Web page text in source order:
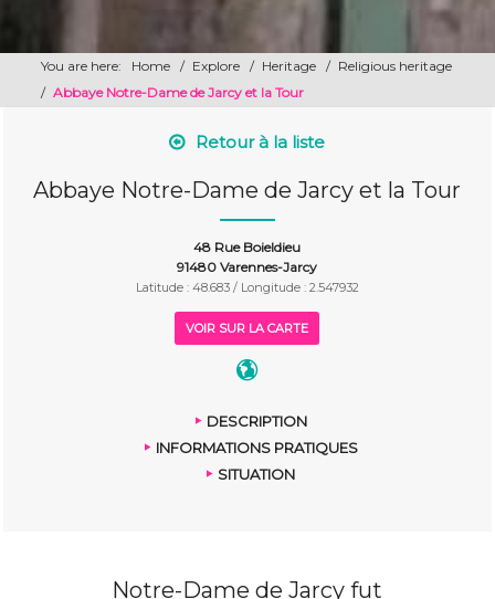
You are here: Home / Explore / Heritage / Religious heritage
/ Abbaye Notre-Dame de Jarcy et la Tour
Retour à la liste
Abbaye Notre-Dame de Jarcy et la Tour
48 Rue Boieldieu
91480 Varennes-Jarcy
Latitude : 48.683 / Longitude : 2.547932
VOIR SUR LA CARTE
DESCRIPTION
INFORMATIONS PRATIQUES
SITUATION
Notre-Dame de Jarcy fut